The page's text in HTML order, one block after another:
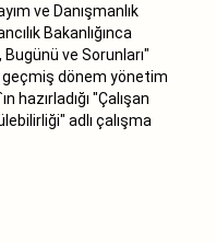
ve Danışmanlık
Bakanlığınca
ve Sorunları"
geçmiş dönem yönetim
hazırladığı "Çalışan
adlı çalışma